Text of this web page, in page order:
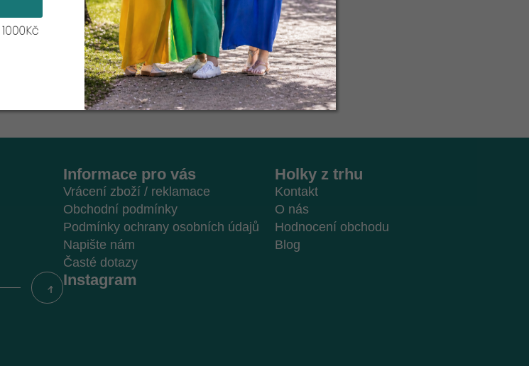
Informace pro vás
Vrácení zboží / reklamace
Obchodní podmínky
Podmínky ochrany osobních údajů
Napište nám
Časté dotazy
Holky z trhu
Kontakt
O nás
Hodnocení obchodu
Blog
Instagram